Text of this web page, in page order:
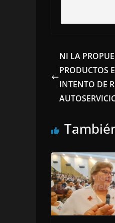
NI LA
PRODUCTOS
INTENTO DE